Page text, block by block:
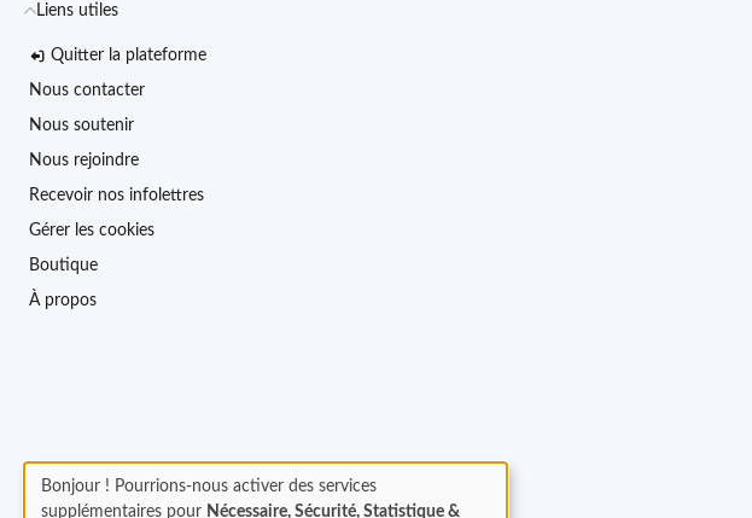
Liens utiles
Quitter la plateforme
Nous contacter
Nous soutenir
Nous rejoindre
Recevoir nos infolettres
Gérer les cookies
Boutique
À propos
Bonjour ! Pourrions-nous activer des services
supplémentaires pour Nécessaire, Sécurité, Statistique &